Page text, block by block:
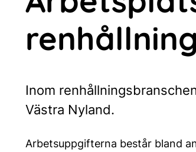
Inom
Västra Nyland.
Arbetsuppgifterna består bland